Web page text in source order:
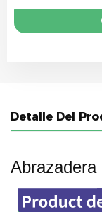
Detalle Del
Abrazadera